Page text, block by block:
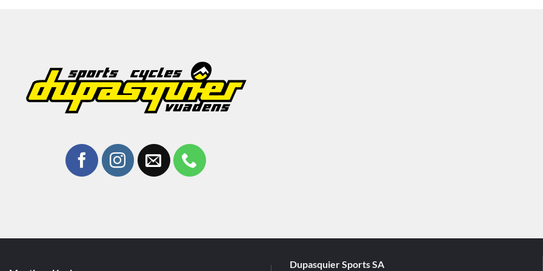
Dupasquier Sports SA